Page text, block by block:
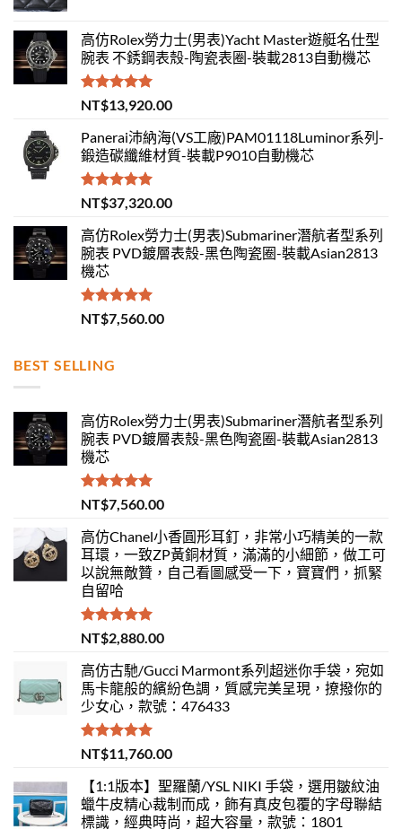
高仿Rolex勞力士(男表)Yacht Master遊艇名仕型
腕表 不銹鋼表殼-陶瓷表圈-裝載2813自動機芯
評分5.00
滿分 5
NT$13,920.00
Panerai沛納海(VS工廠)PAM01118Luminor系列-
鍛造碳纖維材質-裝載P9010自動機芯
評分5.00
滿分 5
NT$37,320.00
高仿Rolex勞力士(男表)Submariner潛航者型系列
腕表 PVD鍍層表殼-黑色陶瓷圈-裝載Asian2813
機芯
評分 5.00
滿分 5
NT$7,560.00
BEST SELLING
高仿Rolex勞力士(男表)Submariner潛航者型系列
腕表 PVD鍍層表殼-黑色陶瓷圈-裝載Asian2813
機芯
評分 5.00
滿分 5
NT$7,560.00
高仿Chanel小香圓形耳釘，非常小巧精美的一款
耳環，一致ZP黃銅材質，滿滿的小細節，做工可
以說無敵贊，自己看圖感受一下，寶寶們，抓緊
自留哈
評分 5.00
滿分 5
NT$2,880.00
高仿古馳/Gucci Marmont系列超迷你手袋，宛如
馬卡龍般的繽紛色調，質感完美呈現，撩撥你的
少女心，款號：476433
評分5.00
滿分 5
NT$11,760.00
【1:1版本】聖羅蘭/YSL NIKI 手袋，選用皺紋油
蠟牛皮精心裁制而成，飾有真皮包覆的字母聯結
標識，經典時尚，超大容量，款號：1801